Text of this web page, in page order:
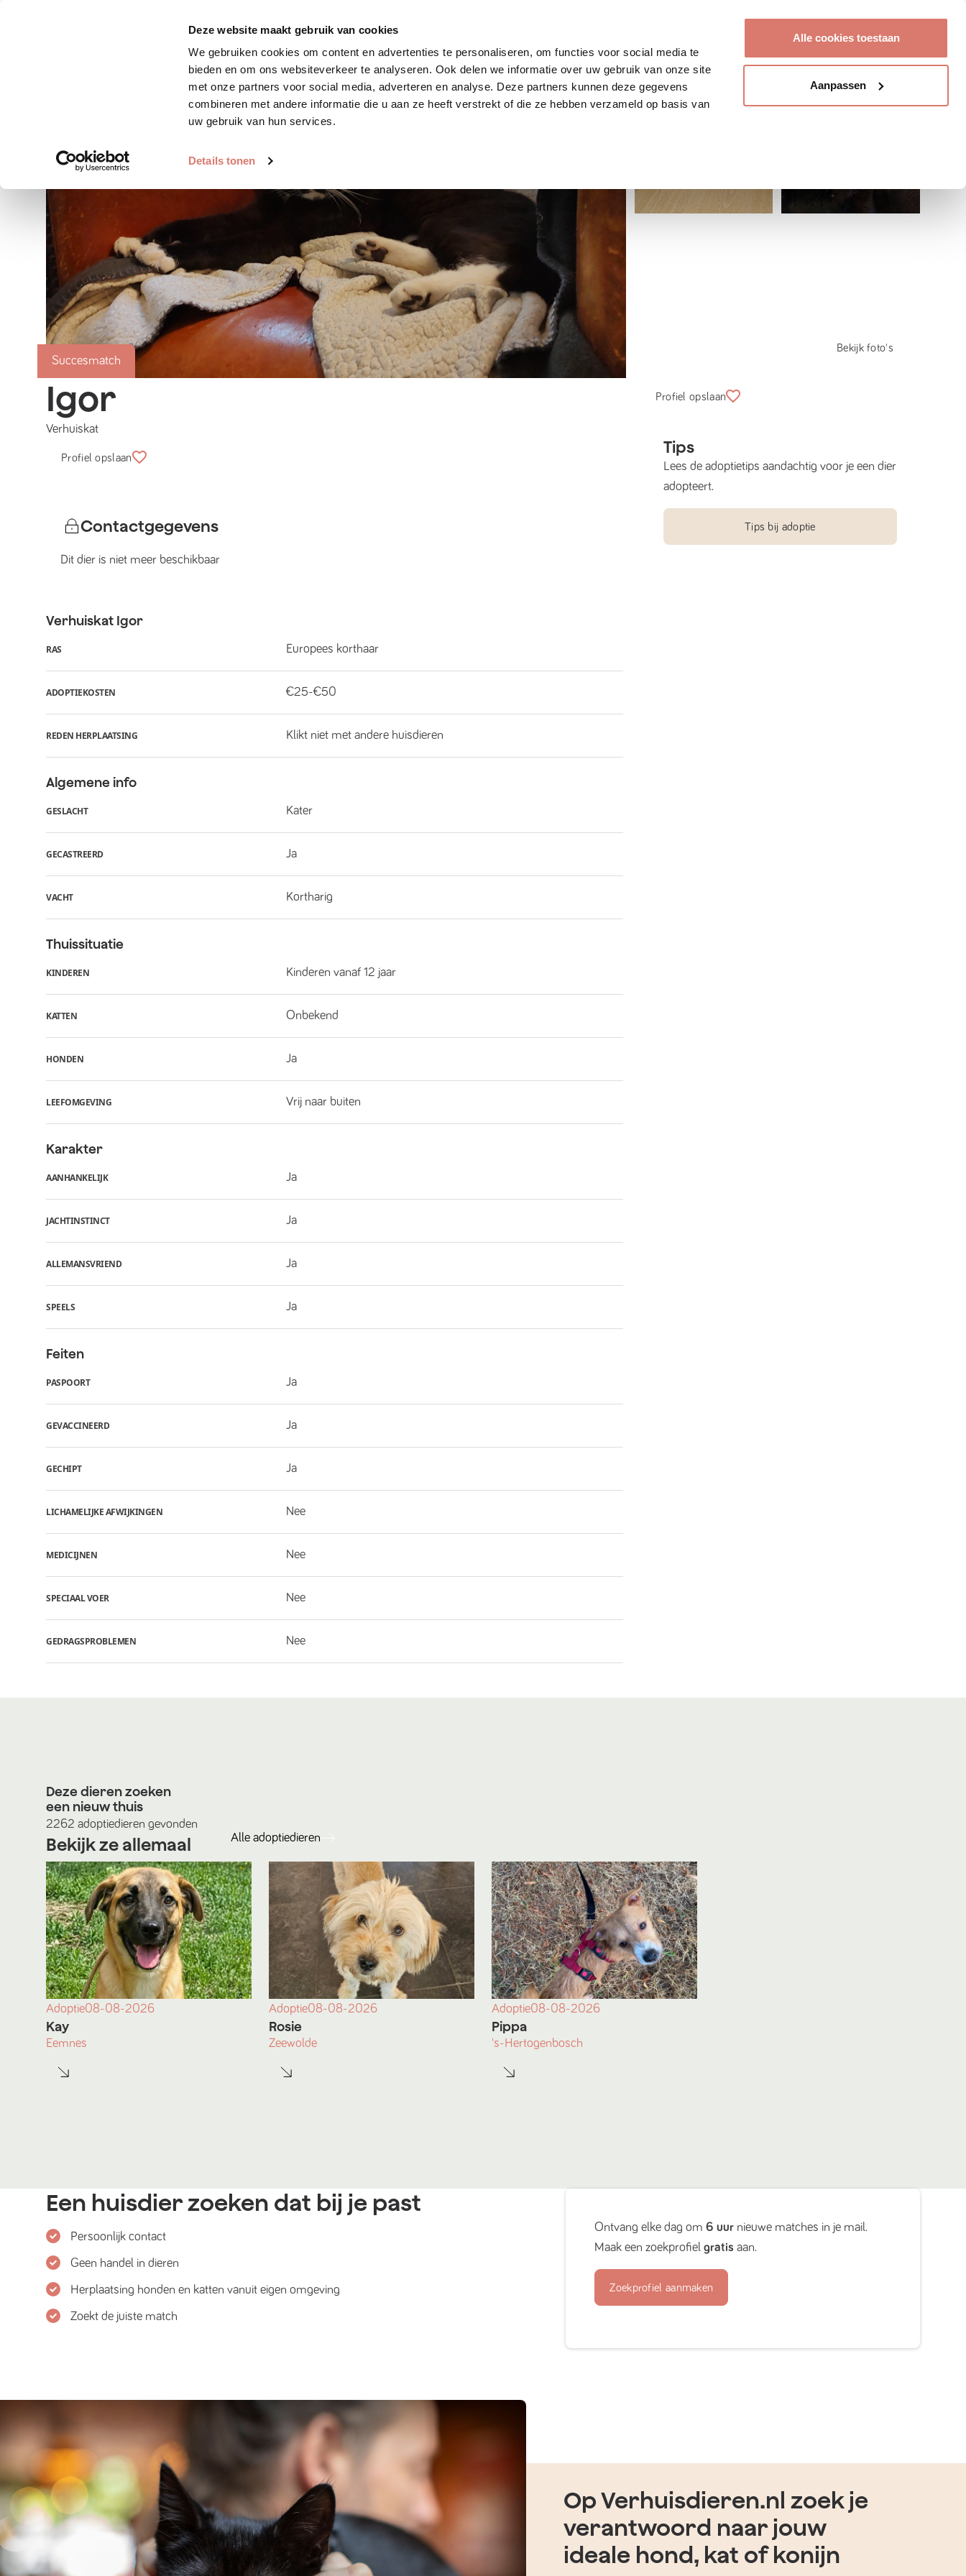
Deze website maakt gebruik van cookies
We gebruiken cookies om content en advertenties te personaliseren, om functies voor social media te
bieden en om ons websiteverkeer te analyseren. Ook delen we informatie over uw gebruik van onze site
met onze partners voor social media, adverteren en analyse. Deze partners kunnen deze gegevens
combineren met andere informatie die u aan ze heeft verstrekt of die ze hebben verzameld op basis van
uw gebruik van hun services.
Details tonen
Alle cookies toestaan
Aanpassen
Zoek huisdier Plaats huisdier Hoe werkt het?
Succesmatch
Bekijk foto's
Igor
Verhuiskat
Profiel opslaan
Contactgegevens
Dit dier is niet meer beschikbaar
Verhuiskat Igor
RAS Europees korthaar
ADOPTIEKOSTEN €25-€50
REDEN HERPLAATSING Klikt niet met andere huisdieren
Algemene info
GESLACHT Kater
GECASTREERD Ja
VACHT Kortharig
Thuissituatie
KINDEREN Kinderen vanaf 12 jaar
KATTEN Onbekend
HONDEN Ja
LEEFOMGEVING Vrij naar buiten
Karakter
AANHANKELIJK Ja
JACHTINSTINCT Ja
ALLEMANSVRIEND Ja
SPEELS Ja
Feiten
PASPOORT Ja
GEVACCINEERD Ja
GECHIPT Ja
LICHAMELIJKE AFWIJKINGEN Nee
MEDICIJNEN Nee
SPECIAAL VOER Nee
GEDRAGSPROBLEMEN Nee
Profiel opslaan
Tips
Lees de adoptietips aandachtig voor je een dier
adopteert.
Tips bij adoptie
Deze dieren zoeken
een nieuw thuis
2262 adoptiedieren gevonden
Bekijk ze allemaal Alle adoptiedieren
Adoptie08-08-2026
Kay
Eemnes
Adoptie08-08-2026
Rosie
Zeewolde
Adoptie08-08-2026
Pippa
's-Hertogenbosch
Een huisdier zoeken dat bij je past
Persoonlijk contact
Geen handel in dieren
Herplaatsing honden en katten vanuit eigen omgeving
Zoekt de juiste match
Ontvang elke dag om6 uur nieuwe matches in je mail.
Maak een zoekprofielgratis aan.
Zoekprofiel aanmaken
Op Verhuisdieren.nl zoek je
verantwoord naar jouw
ideale hond, kat of konijn